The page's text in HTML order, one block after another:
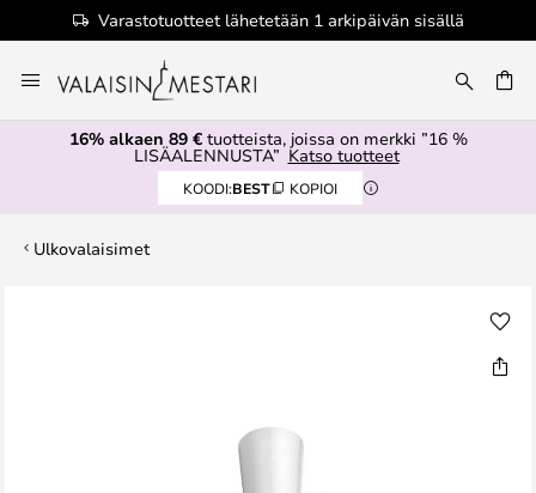
Varastotuotteet lähetetään 1 arkipäivän sisällä
to
Content
16% alkaen 89 €tuotteista, joissa on merkki ”16 %
LISÄALENNUSTA” Katso tuotteet
KOODI:BEST KOPIOI
Ulkovalaisimet